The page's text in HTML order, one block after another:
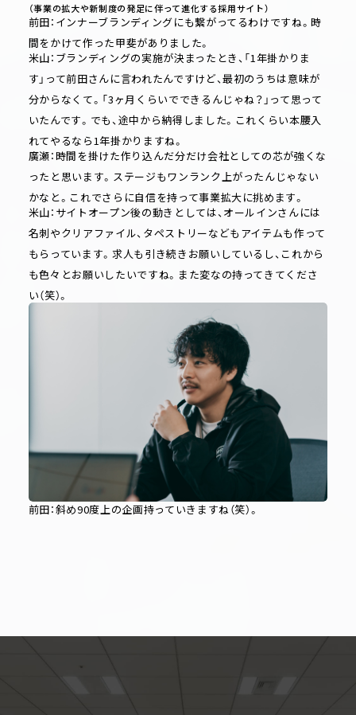
（事業の拡大や新制度の発足に伴って進化する採用サイト）
前田：インナーブランディングにも繋がってるわけですね。時
間をかけて作った甲斐がありました。
米山：ブランディングの実施が決まったとき、「1年掛かりま
す」って前田さんに言われたんですけど、最初のうちは意味が
分からなくて。「3ヶ月くらいでできるんじゃね？」って思って
いたんです。でも、途中から納得しました。これくらい本腰入
れてやるなら1年掛かりますね。
廣瀬：時間を掛けた作り込んだ分だけ会社としての芯が強くな
ったと思います。ステージもワンランク上がったんじゃない
かなと。これでさらに自信を持って事業拡大に挑めます。
米山：サイトオープン後の動きとしては、オールインさんには
名刺やクリアファイル、タペストリーなどもアイテムも作って
もらっています。求人も引き続きお願いしているし、これから
も色々とお願いしたいですね。また変なの持ってきてくださ
い（笑）。
前田：斜め90度上の企画持っていきますね（笑）。